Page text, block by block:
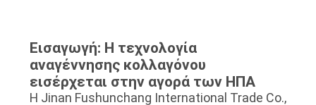
ΖΗΤΉΣΤΕ
ΜΙΑ
Εισαγωγή: Η τεχνολογία
αναγέννησης κολλαγόνου
εισέρχεται στην αγορά των ΗΠΑ
Η Jinan Fushunchang International Trade Co.,